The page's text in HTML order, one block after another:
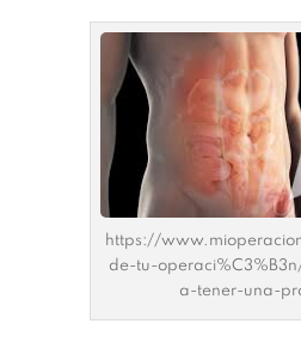
https://
de-tu-
a-tener-una-